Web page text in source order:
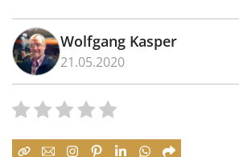
Wolfgang Kasper
21.05.2020